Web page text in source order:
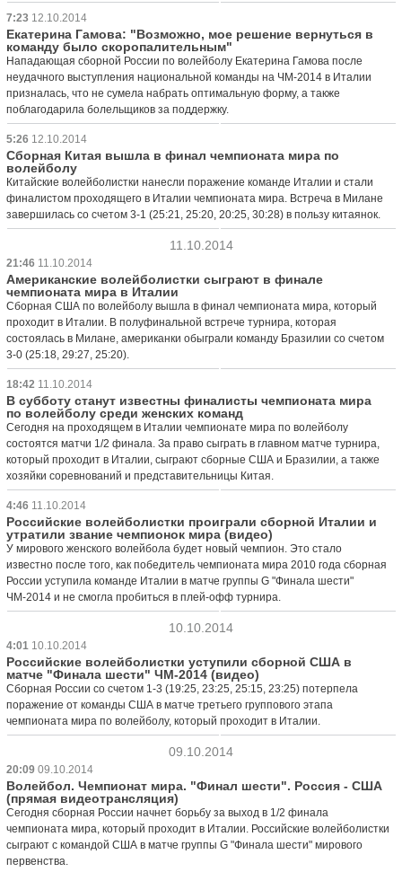
7:23 12.10.2014
Екатерина Гамова: "Возможно, мое решение вернуться в
команду было скоропалительным"
Нападающая сборной России по волейболу Екатерина Гамова после
неудачного выступления национальной команды на ЧМ-2014 в Италии
призналась, что не сумела набрать оптимальную форму, а также
поблагодарила болельщиков за поддержку.
5:26 12.10.2014
Сборная Китая вышла в финал чемпионата мира по
волейболу
Китайские волейболистки нанесли поражение команде Италии и стали
финалистом проходящего в Италии чемпионата мира. Встреча в Милане
завершилась со счетом 3-1 (25:21, 25:20, 20:25, 30:28) в пользу китаянок.
11.10.2014
21:46 11.10.2014
Американские волейболистки сыграют в финале
чемпионата мира в Италии
Сборная США по волейболу вышла в финал чемпионата мира, который
проходит в Италии. В полуфинальной встрече турнира, которая
состоялась в Милане, американки обыграли команду Бразилии со счетом
3-0 (25:18, 29:27, 25:20).
18:42 11.10.2014
В субботу станут известны финалисты чемпионата мира
по волейболу среди женских команд
Сегодня на проходящем в Италии чемпионате мира по волейболу
состоятся матчи 1/2 финала. За право сыграть в главном матче турнира,
который проходит в Италии, сыграют сборные США и Бразилии, а также
хозяйки соревнований и представительницы Китая.
4:46 11.10.2014
Российские волейболистки проиграли сборной Италии и
утратили звание чемпионок мира (видео)
У мирового женского волейбола будет новый чемпион. Это стало
известно после того, как победитель чемпионата мира 2010 года сборная
России уступила команде Италии в матче группы G "Финала шести"
ЧМ-2014 и не смогла пробиться в плей-офф турнира.
10.10.2014
4:01 10.10.2014
Российские волейболистки уступили сборной США в
матче "Финала шести" ЧМ-2014 (видео)
Сборная России со счетом 1-3 (19:25, 23:25, 25:15, 23:25) потерпела
поражение от команды США в матче третьего группового этапа
чемпионата мира по волейболу, который проходит в Италии.
09.10.2014
20:09 09.10.2014
Волейбол. Чемпионат мира. "Финал шести". Россия - США
(прямая видеотрансляция)
Сегодня сборная России начнет борьбу за выход в 1/2 финала
чемпионата мира, который проходит в Италии. Российские волейболистки
сыграют с командой США в матче группы G "Финала шести" мирового
первенства.